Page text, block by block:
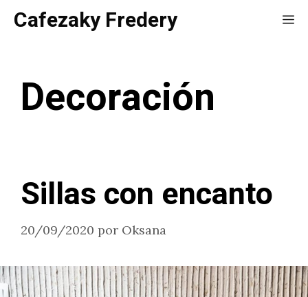
SaltarCafezaky Fredery
Decoración
Sillas con encanto
20/09/2020 por Oksana